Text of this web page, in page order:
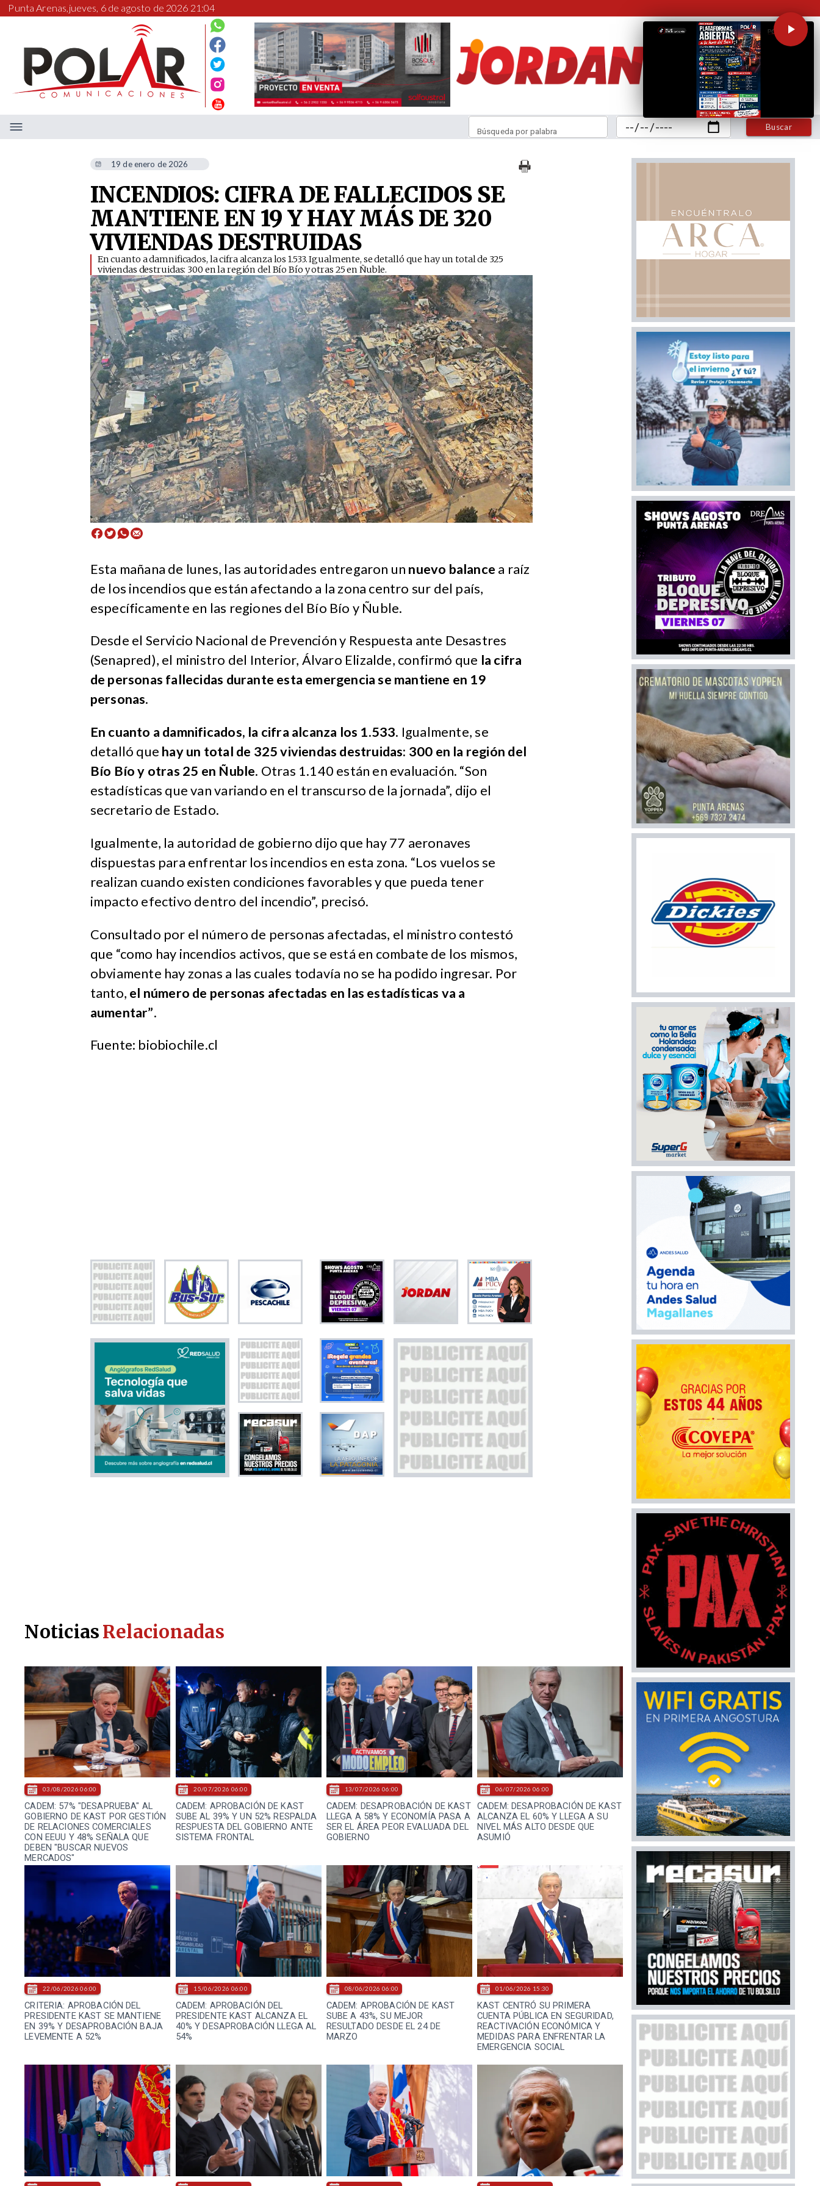
Punta Arenas,jueves, 6 de agosto de 2026 21:04
Buscar
Búsqueda por palabra
19 de enero de 2026
INCENDIOS: CIFRA DE FALLECIDOS SE
MANTIENE EN 19 Y HAY MÁS DE 320
VIVIENDAS DESTRUIDAS
​En cuanto a damnificados, la cifra alcanza los 1.533. Igualmente, se detalló que hay un total de 325
viviendas destruidas: 300 en la región del Bío Bío y otras 25 en Ñuble.
Esta mañana de lunes, las autoridades entregaron un nuevo balance a raíz
de los incendios que están afectando a la zona centro sur del país,
específicamente en las regiones del Bío Bío y Ñuble.
Desde el Servicio Nacional de Prevención y Respuesta ante Desastres
(Senapred), el ministro del Interior, Álvaro Elizalde, confirmó que la cifra
de personas fallecidas durante esta emergencia se mantiene en 19
personas.
En cuanto a damnificados, la cifra alcanza los 1.533. Igualmente, se
detalló que hay un total de 325 viviendas destruidas: 300 en la región del
Bío Bío y otras 25 en Ñuble. Otras 1.140 están en evaluación. “Son
estadísticas que van variando en el transcurso de la jornada”, dijo el
secretario de Estado.
Igualmente, la autoridad de gobierno dijo que hay 77 aeronaves
dispuestas para enfrentar los incendios en esta zona. “Los vuelos se
realizan cuando existen condiciones favorables y que pueda tener
impacto efectivo dentro del incendio”, precisó.
Consultado por el número de personas afectadas, el ministro contestó
que “como hay incendios activos, que se está en combate de los mismos,
obviamente hay zonas a las cuales todavía no se ha podido ingresar. Por
tanto, el número de personas afectadas en las estadísticas va a
aumentar”.
Fuente: biobiochile.cl
CADEM: 57% "DESAPRUEBA" AL
GOBIERNO DE KAST POR GESTIÓN
DE RELACIONES COMERCIALES
CON EEUU Y 48% SEÑALA QUE
DEBEN "BUSCAR NUEVOS
MERCADOS"
03/08/2026 06:00
CADEM: APROBACIÓN DE KAST
SUBE AL 39% Y UN 52% RESPALDA
RESPUESTA DEL GOBIERNO ANTE
SISTEMA FRONTAL
20/07/2026 06:00
CADEM: DESAPROBACIÓN DE KAST
LLEGA A 58% Y ECONOMÍA PASA A
SER EL ÁREA PEOR EVALUADA DEL
GOBIERNO
13/07/2026 06:00
CADEM: DESAPROBACIÓN DE KAST
ALCANZA EL 60% Y LLEGA A SU
NIVEL MÁS ALTO DESDE QUE
ASUMIÓ
06/07/2026 06:00
CRITERIA: APROBACIÓN DEL
PRESIDENTE KAST SE MANTIENE
EN 39% Y DESAPROBACIÓN BAJA
LEVEMENTE A 52%
22/06/2026 06:00
CADEM: APROBACIÓN DEL
PRESIDENTE KAST ALCANZA EL
40% Y DESAPROBACIÓN LLEGA AL
54%
15/06/2026 06:00
CADEM: APROBACIÓN DE KAST
SUBE A 43%, SU MEJOR
RESULTADO DESDE EL 24 DE
MARZO
08/06/2026 06:00
KAST CENTRÓ SU PRIMERA
CUENTA PÚBLICA EN SEGURIDAD,
REACTIVACIÓN ECONÓMICA Y
MEDIDAS PARA ENFRENTAR LA
EMERGENCIA SOCIAL
01/06/2026 15:30
NoticiasRelacionadas